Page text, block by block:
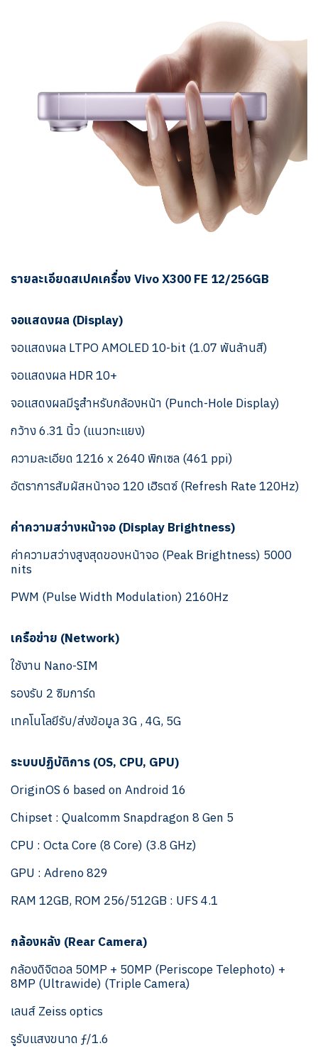
รายละเอียดสเปคเครื่อง Vivo X300 FE 12/256GB
จอแสดงผล (Display)
จอแสดงผล LTPO AMOLED 10-bit (1.07 พันล้านสี)
จอแสดงผล HDR 10+
จอแสดงผลมีรูสำหรับกล้องหน้า (Punch-Hole Display)
กว้าง 6.31 นิ้ว (แนวทะแยง)
ความละเอียด 1216 x 2640 พิกเซล (461 ppi)
อัตราการสัมผัสหน้าจอ 120 เฮิรตซ์ (Refresh Rate 120Hz)
ค่าความสว่างหน้าจอ (Display Brightness)
ค่าความสว่างสูงสุดของหน้าจอ (Peak Brightness) 5000
nits
PWM (Pulse Width Modulation) 2160Hz
เครือข่าย (Network)
ใช้งาน Nano-SIM
รองรับ 2 ซิมการ์ด
เทคโนโลยีรับ/ส่งข้อมูล 3G , 4G, 5G
ระบบปฏิบัติการ (OS, CPU, GPU)
OriginOS 6 based on Android 16
Chipset : Qualcomm Snapdragon 8 Gen 5
CPU : Octa Core (8 Core) (3.8 GHz)
GPU : Adreno 829
RAM 12GB, ROM 256/512GB : UFS 4.1
กล้องหลัง (Rear Camera)
กล้องดิจิตอล 50MP + 50MP (Periscope Telephoto) +
8MP (Ultrawide) (Triple Camera)
เลนส์ Zeiss optics
รูรับแสงขนาด ƒ/1.6